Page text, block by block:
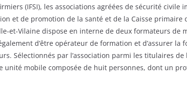
(IFSI), les associations agréées de sécurité civile
et de promotion de la santé et de la Caisse primaire
et-Vilaine dispose en interne de deux formateurs
d’être opérateur de formation et d’assurer
Sélectionnés par l’association parmi les titulaires
unité mobile composée de huit personnes, dont un